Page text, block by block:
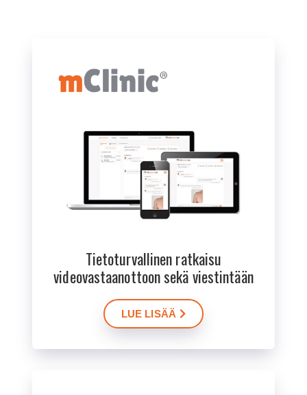
Tietoturvallinen ratkaisu
videovastaanottoon sekä viestintään
LUE LISÄÄ